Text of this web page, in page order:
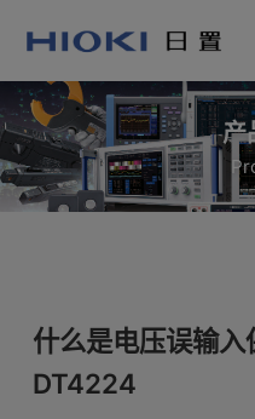
产
什么是电压误输入
DT4224